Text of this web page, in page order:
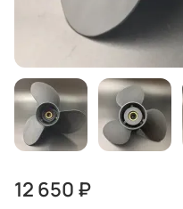
12 650 ₽